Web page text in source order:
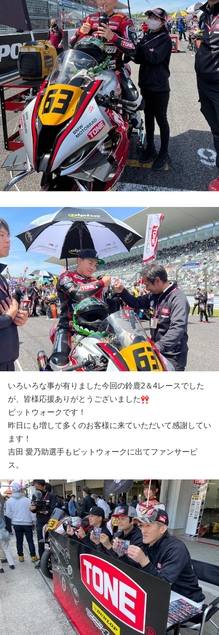
いろいろな事が有りました今回の鈴鹿2＆4レースでした
が、皆様応援ありがとうございました
ピットウォークです！
昨日にも増して多くのお客様に来ていただいて感謝してい
ます！
吉田 愛乃助選手もピットウォークに出てファンサービ
ス。